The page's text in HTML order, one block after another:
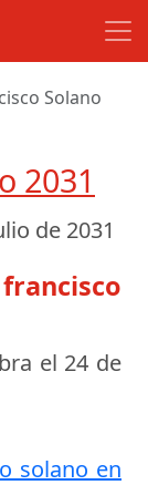
Solano
2031
de 2031
el 24 de
solano en